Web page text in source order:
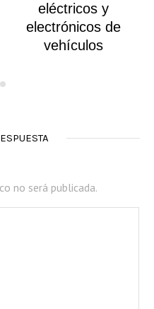
eléctricos y
electrónicos de
vehículos
no será publicada.